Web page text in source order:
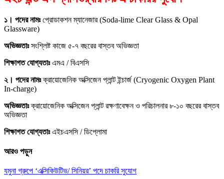
১। পদের নামঃপ্রোডাকশন ম্যানেজার (Soda-lime Clear Glass & Opal
Glassware)
অভিজ্ঞতাঃসংশ্লিষ্ট কাজে ৫-৭ বছরের বাস্তব অভিজ্ঞতা
শিক্ষাগত যোগ্যতাঃএমএ / বিএসসি
২। পদের নামঃক্রায়োজেনিক অক্সিজেন প্লান্ট ইন্চার্জ (Cryogenic Oxygen Plant
In-charge)
অভিজ্ঞতাঃক্রায়োজেনিক অক্সিজেন প্লান্ট রক্ষণাবেক্ষন ও পরিচালনার ৮-১০ বছরের বাস্তব
অভিজ্ঞতা
শিক্ষাগত যোগ্যতাঃএইচএসসি / ডিপ্লোমা
আরও পড়ুন
যমুনা গ্রুপে ‘এক্সিকিউটিভ/ সিনিয়র’ পদে চাকরি সুযোগ